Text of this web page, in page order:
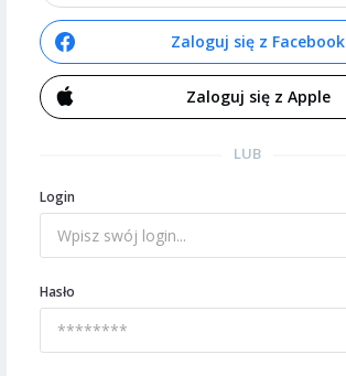
Zaloguj się z Facebook
Zaloguj się z Apple
LUB
Login
Hasło